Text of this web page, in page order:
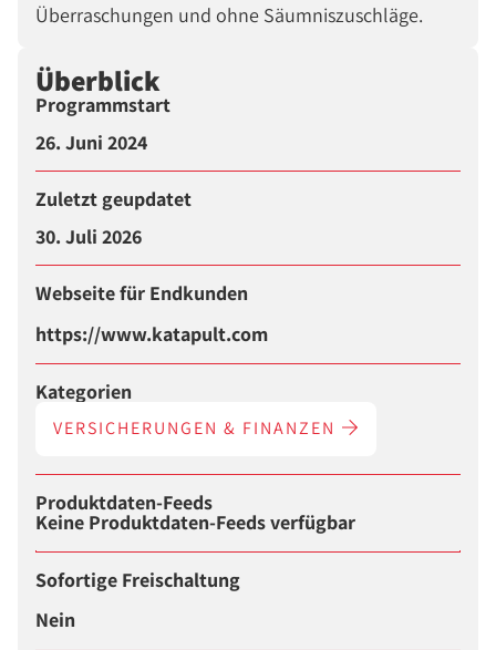
Überraschungen und ohne Säumniszuschläge.
Überblick
Programmstart
26. Juni 2024
Zuletzt geupdatet
30. Juli 2026
Webseite für Endkunden
https://www.katapult.com
Kategorien
VERSICHERUNGEN & FINANZEN
Produktdaten-Feeds
Keine Produktdaten-Feeds verfügbar
Sofortige Freischaltung
Nein